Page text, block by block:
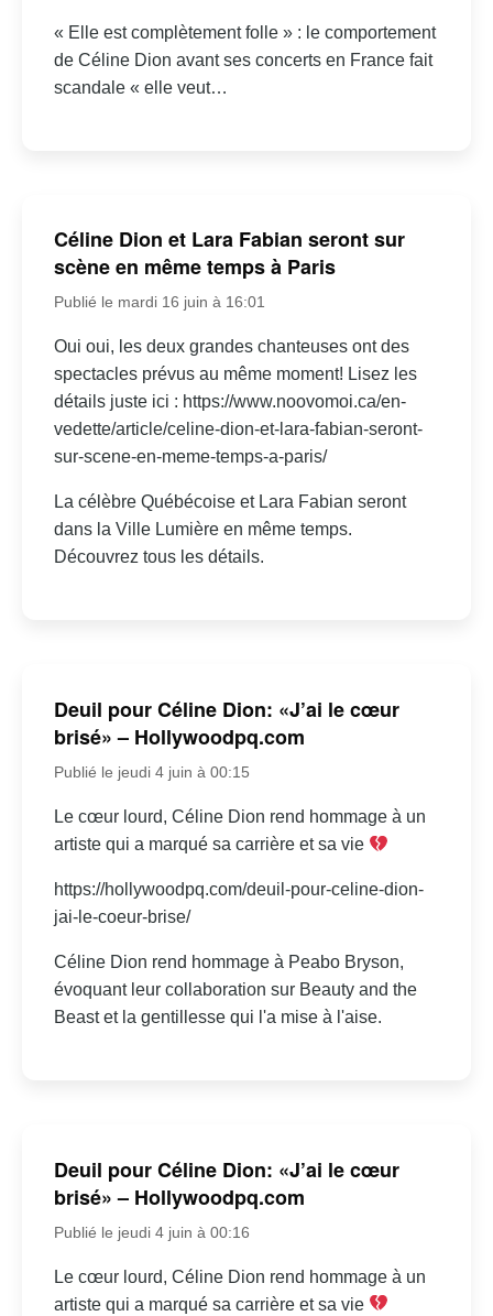
« Elle est complètement folle » : le comportement
de Céline Dion avant ses concerts en France fait
scandale « elle veut…
Céline Dion et Lara Fabian seront sur
scène en même temps à Paris
Publié le mardi 16 juin à 16:01
Oui oui, les deux grandes chanteuses ont des
spectacles prévus au même moment! Lisez les
détails juste ici : https://www.noovomoi.ca/en-
vedette/article/celine-dion-et-lara-fabian-seront-
sur-scene-en-meme-temps-a-paris/
La célèbre Québécoise et Lara Fabian seront
dans la Ville Lumière en même temps.
Découvrez tous les détails.
Deuil pour Céline Dion: «J’ai le cœur
brisé» – Hollywoodpq.com
Publié le jeudi 4 juin à 00:15
Le cœur lourd, Céline Dion rend hommage à un
artiste qui a marqué sa carrière et sa vie
https://hollywoodpq.com/deuil-pour-celine-dion-
jai-le-coeur-brise/
Céline Dion rend hommage à Peabo Bryson,
évoquant leur collaboration sur Beauty and the
Beast et la gentillesse qui l'a mise à l'aise.
Deuil pour Céline Dion: «J’ai le cœur
brisé» – Hollywoodpq.com
Publié le jeudi 4 juin à 00:16
Le cœur lourd, Céline Dion rend hommage à un
artiste qui a marqué sa carrière et sa vie